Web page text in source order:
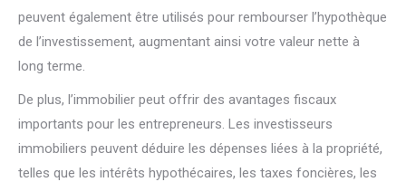
peuvent également être utilisés pour rembourser l’hypothèque
de l’investissement, augmentant ainsi votre valeur nette à
long terme.
De plus, l’immobilier peut offrir des avantages fiscaux
importants pour les entrepreneurs. Les investisseurs
immobiliers peuvent déduire les dépenses liées à la propriété,
telles que les intérêts hypothécaires, les taxes foncières, les